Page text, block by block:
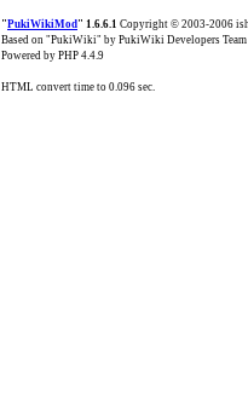
"PukiWikiMod" 1.6.6.1 Copyright © 2003-2006
Based on "PukiWiki" by PukiWiki Developers Team
Powered by PHP 4.4.9
HTML convert time to 0.096 sec.